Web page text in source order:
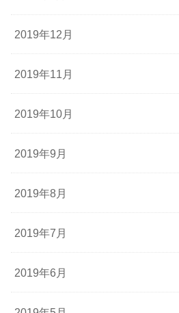
2019年12月
2019年11月
2019年10月
2019年9月
2019年8月
2019年7月
2019年6月